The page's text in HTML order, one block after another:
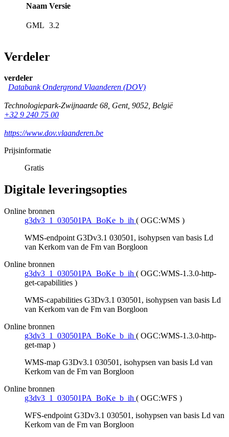
Naam Versie
GML 3.2
Verdeler
verdeler
Databank Ondergrond Vlaanderen (DOV)
Technologiepark-Zwijnaarde 68, Gent, 9052, België
+32 9 240 75 00
https://www.dov.vlaanderen.be
Prijsinformatie
Gratis
Digitale leveringsopties
Online bronnen
g3dv3_1_030501PA_BoKe_b_ih ( OGC:WMS )
WMS-endpoint G3Dv3.1 030501, isohypsen van basis Ld
van Kerkom van de Fm van Borgloon
Online bronnen
g3dv3_1_030501PA_BoKe_b_ih ( OGC:WMS-1.3.0-http-
get-capabilities )
WMS-capabilities G3Dv3.1 030501, isohypsen van basis Ld
van Kerkom van de Fm van Borgloon
Online bronnen
g3dv3_1_030501PA_BoKe_b_ih ( OGC:WMS-1.3.0-http-
get-map )
WMS-map G3Dv3.1 030501, isohypsen van basis Ld van
Kerkom van de Fm van Borgloon
Online bronnen
g3dv3_1_030501PA_BoKe_b_ih ( OGC:WFS )
WFS-endpoint G3Dv3.1 030501, isohypsen van basis Ld van
Kerkom van de Fm van Borgloon